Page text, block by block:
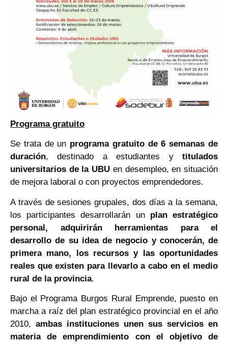
Programa gratuito
Se trata de un programa gratuito de 6 semanas de
duración, destinado a estudiantes y titulados
universitarios de la UBU en desempleo, en situación
de mejora laboral o con proyectos emprendedores.
A través de sesiones grupales, dos días a la semana,
los participantes desarrollarán un plan estratégico
personal, adquirirán herramientas para el
desarrollo de su idea de negocio y conocerán, de
primera mano, los recursos y las oportunidades
reales que existen para llevarlo a cabo en el medio
rural de la provincia.
Bajo el Programa Burgos Rural Emprende, puesto en
marcha a raíz del plan estratégico provincial en el año
2010, ambas instituciones unen sus servicios en
materia de emprendimiento con el objetivo de